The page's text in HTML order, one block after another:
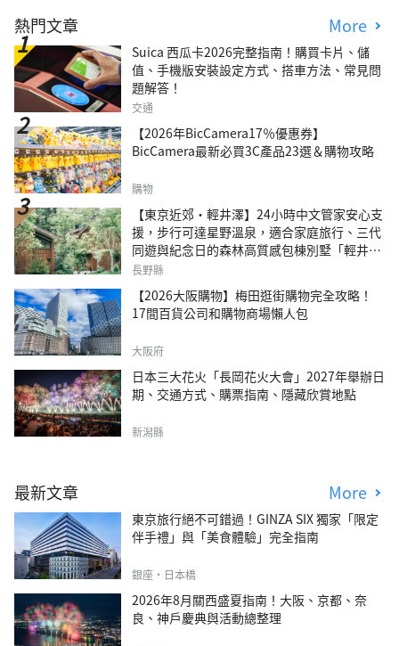
熱門文章 More
Suica 西瓜卡2026完整指南！購買卡片、儲
值、手機版安裝設定方式、搭車方法、常見問
題解答！
交通
【2026年BicCamera17％優惠券】
BicCamera最新必買3C產品23選＆購物攻略
購物
【東京近郊・輕井澤】24小時中文管家安心支
援，步行可達星野溫泉，適合家庭旅行、三代
同遊與紀念日的森林高質感包棟別墅「輕井澤
森四季VILLA」
長野縣
【2026大阪購物】梅田逛街購物完全攻略！
17間百貨公司和購物商場懶人包
大阪府
日本三大花火「長岡花火大會」2027年舉辦日
期、交通方式、購票指南、隱藏欣賞地點
新潟縣
最新文章 More
東京旅行絕不可錯過！GINZA SIX 獨家「限定
伴手禮」與「美食體驗」完全指南
銀座・日本橋
2026年8月關西盛夏指南！大阪、京都、奈
良、神戶慶典與活動總整理